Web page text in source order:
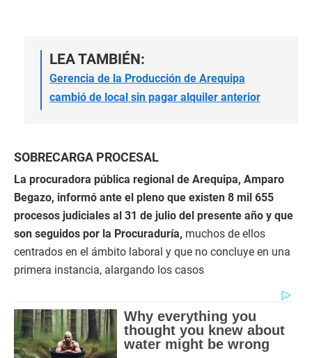
LEA TAMBIÉN:
Gerencia de la Producción de Arequipa
cambió de local sin pagar alquiler anterior
SOBRECARGA PROCESAL
La procuradora pública regional de Arequipa, Amparo
Begazo, informó ante el pleno que existen 8 mil 655
procesos judiciales al 31 de julio del presente año y que
son seguidos por la Procuraduría, muchos de ellos
centrados en el ámbito laboral y que no concluye en una
primera instancia, alargando los casos